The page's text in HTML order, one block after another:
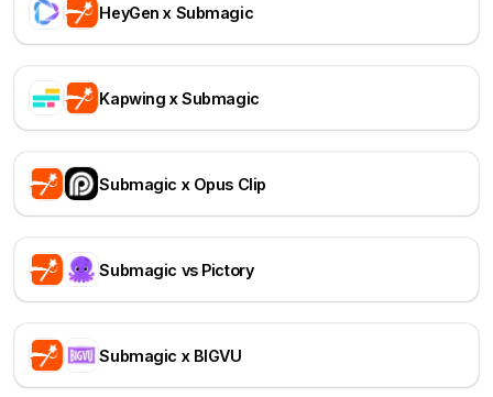
HeyGen x Submagic
Kapwing x Submagic
Submagic x Opus Clip
Submagic vs Pictory
Submagic x BIGVU